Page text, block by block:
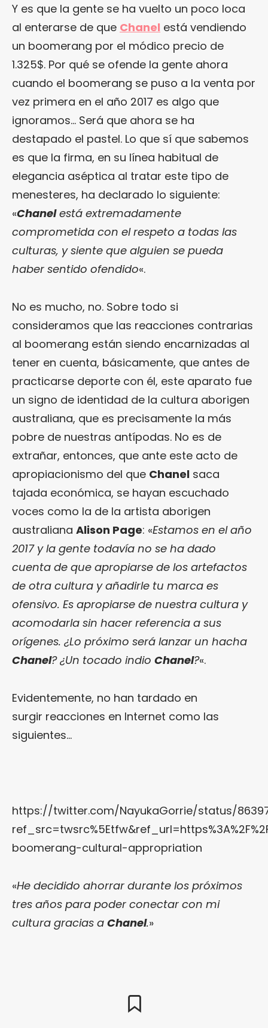
Y es que la gente se ha vuelto un poco loca
al enterarse de que Chanel está vendiendo
un boomerang por el módico precio de
1.325$. Por qué se ofende la gente ahora
cuando el boomerang se puso a la venta por
vez primera en el año 2017 es algo que
ignoramos… Será que ahora se ha
destapado el pastel. Lo que sí que sabemos
es que la firma, en su línea habitual de
elegancia aséptica al tratar este tipo de
menesteres, ha declarado lo siguiente:
«Chanelestá extremadamente
comprometida con el respeto a todas las
culturas, y siente que alguien se pueda
haber sentido ofendido«.
No es mucho, no. Sobre todo si
consideramos que las reacciones contrarias
al boomerang están siendo encarnizadas al
tener en cuenta, básicamente, que antes de
practicarse deporte con él, este aparato fue
un signo de identidad de la cultura aborigen
australiana, que es precisamente la más
pobre de nuestras antípodas. No es de
extrañar, entonces, que ante este acto de
apropiacionismo del que Chanel saca
tajada económica, se hayan escuchado
voces como la de la artista aborigen
australiana Alison Page: «Estamos en el año
2017 y la gente todavía no se ha dado
cuenta de que apropiarse de los artefactos
de otra cultura y añadirle tu marca es
ofensivo. Es apropiarse de nuestra cultura y
acomodarla sin hacer referencia a sus
orígenes. ¿Lo próximo será lanzar un hacha
Chanel? ¿Un tocado indio Chanel?«.
Evidentemente, no han tardado en
surgir reacciones en Internet como las
siguientes…
https://twitter.com/NayukaGorrie/status/
boomerang-cultural-appropriation
«He decidido ahorrar durante los próximos
tres años para poder conectar con mi
cultura gracias a Chanel.»